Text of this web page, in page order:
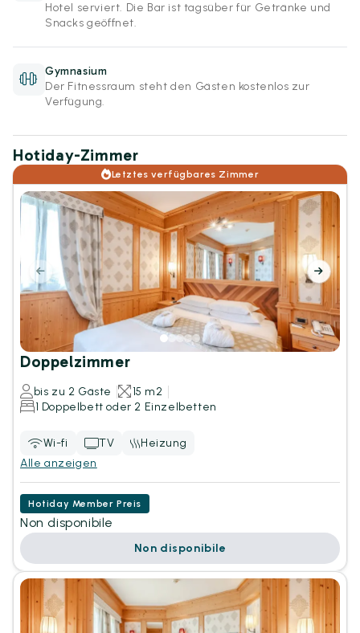
Hotel serviert. Die Bar ist tagsüber für Getränke und
Snacks geöffnet.
Gymnasium
Der Fitnessraum steht den Gästen kostenlos zur
Verfügung.
Hotiday-Zimmer
Letztes verfügbares Zimmer
Doppelzimmer
bis zu 2 Gäste
15 m2
1 Doppelbett oder 2 Einzelbetten
Wi-fi TV
Heizung
Alle anzeigen
Hotiday Member Preis
Non disponibile
Non disponibile